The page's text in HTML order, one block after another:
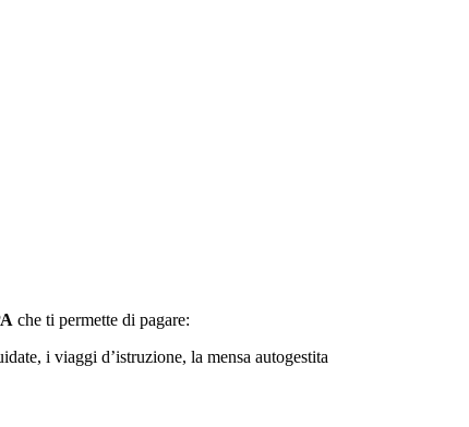
che ti permette di pagare:
i viaggi d’istruzione, la mensa autogestita